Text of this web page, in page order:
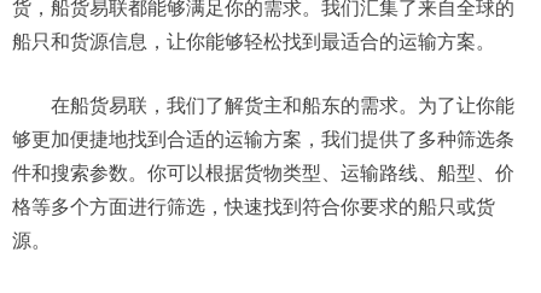
货，船货易联都能够满足你的需求。我们汇集了来自全球的
船只和货源信息，让你能够轻松找到最适合的运输方案。
在船货易联，我们了解货主和船东的需求。为了让你能
够更加便捷地找到合适的运输方案，我们提供了多种筛选条
件和搜索参数。你可以根据货物类型、运输路线、船型、价
格等多个方面进行筛选，快速找到符合你要求的船只或货
源。